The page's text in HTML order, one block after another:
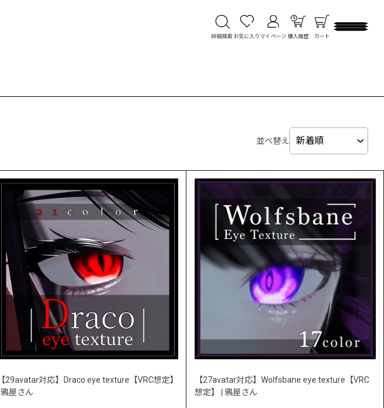
詳細検索 お気に入り マイページ 購入履歴 カート
並べ替え
【29avatar対応】Draco eye texture【VRC想定】
| 鴉屋さん
【27avatar対応】Wolfsbane eye texture【VRC
想定】 | 鴉屋さん